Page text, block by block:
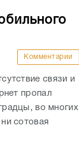
Комментарии
связи и
пропал
во многих
сотовая